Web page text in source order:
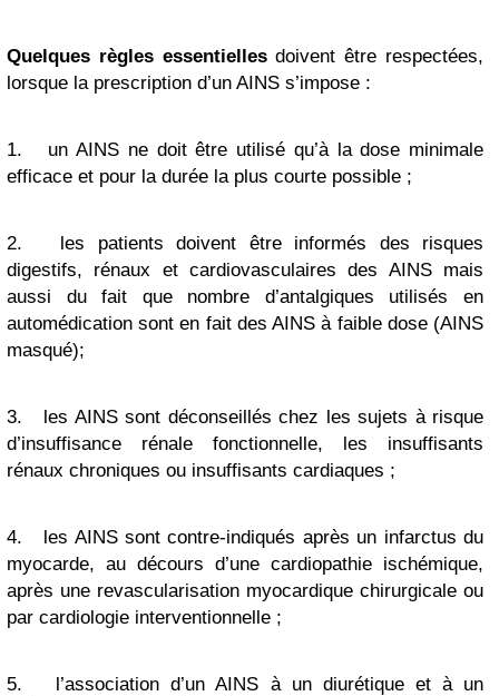
Quelques règles essentiellesdoivent être respectées,
lorsque la prescription d’un AINS s’impose :
1.
un AINS ne doit être utilisé qu’à la dose minimale
efficace et pour la durée la plus courte possible ;
2.
les patients doivent être informés des risques
digestifs, rénaux et cardiovasculaires des AINS mais
aussi du fait que nombre d’antalgiques utilisés en
automédication sont en fait des AINS à faible dose (AINS
masqué);
3.
les AINS sont déconseillés chez les sujets à risque
d’insuffisance rénale fonctionnelle, les insuffisants
rénaux chroniques ou insuffisants cardiaques ;
4.
les AINS sont contre-indiqués après un infarctus du
myocarde, au décours d’une cardiopathie ischémique,
après une revascularisation myocardique chirurgicale ou
par cardiologie interventionnelle ;
5.
l’association d’un AINS à un diurétique et à un